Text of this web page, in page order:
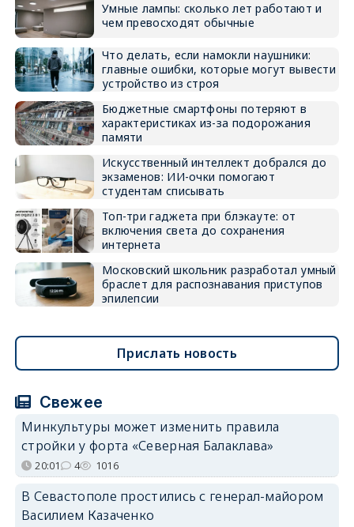
Умные лампы: сколько лет работают и
чем превосходят обычные
Что делать, если намокли наушники:
главные ошибки, которые могут вывести
устройство из строя
Бюджетные смартфоны потеряют в
характеристиках из-за подорожания
памяти
Искусственный интеллект добрался до
экзаменов: ИИ-очки помогают
студентам списывать
Топ-три гаджета при блэкауте: от
включения света до сохранения
интернета
Московский школьник разработал умный
браслет для распознавания приступов
эпилепсии
Прислать новость
Свежее
Минкультуры может изменить правила
стройки у форта «Северная Балаклава»
20:01 4 1016
В Севастополе простились с генерал-майором
Василием Казаченко